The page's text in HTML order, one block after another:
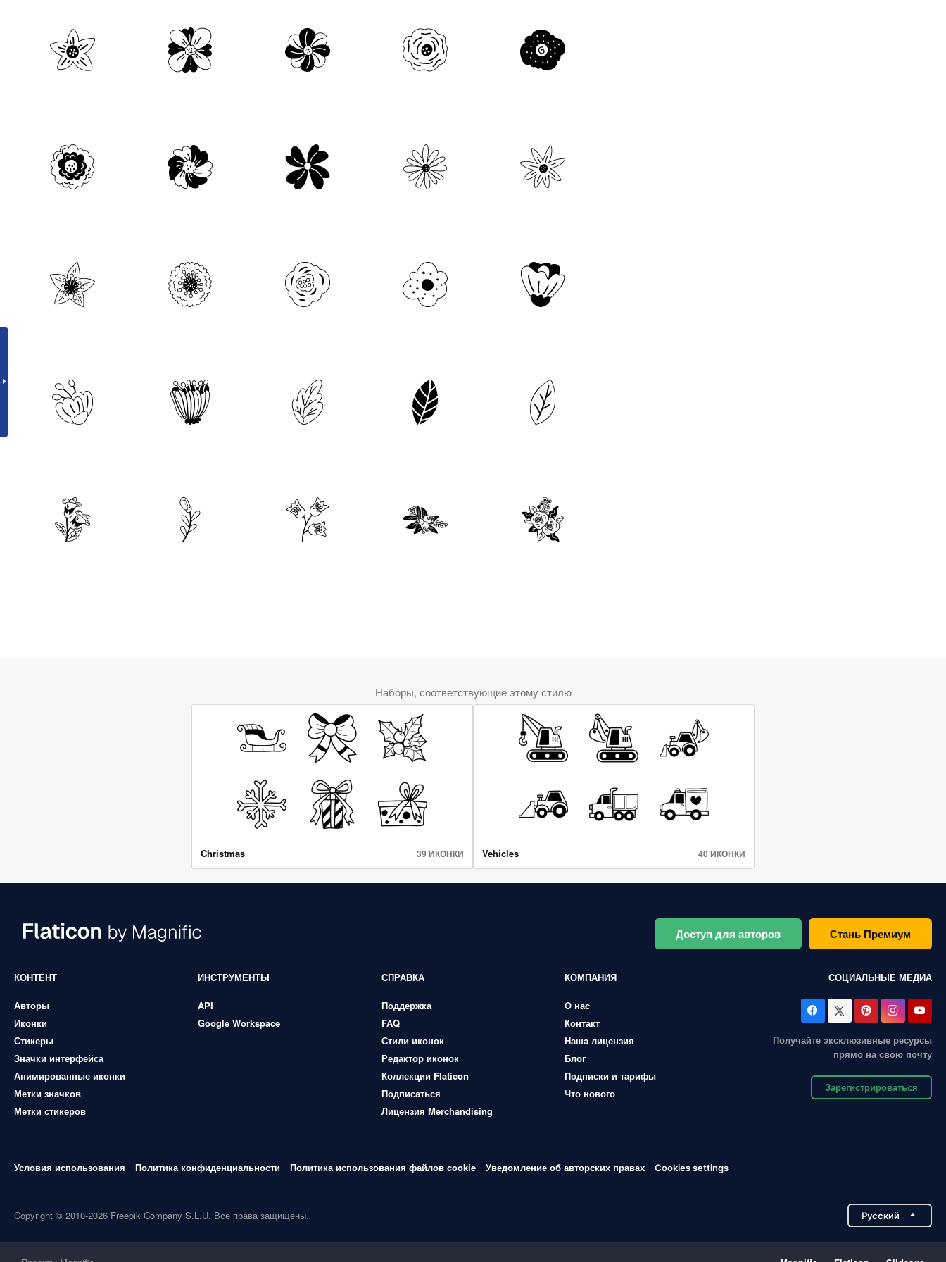
Наборы, соответствующие этому стилю
Christmas 39 ИКОНКИ Vehicles 40 ИКОНКИ
Доступ для авторов Стань Премиум
КОНТЕНТ
Авторы
Иконки
Стикеры
Значки интерфейса
Анимированные иконки
Метки значков
Метки стикеров
ИНСТРУМЕНТЫ
API
Google Workspace
СПРАВКА
Поддержка
FAQ
Стили иконок
Редактор иконок
Коллекции Flaticon
Подписаться
Лицензия Merchandising
КОМПАНИЯ
О нас
Контакт
Наша лицензия
Блог
Подписки и тарифы
Что нового
СОЦИАЛЬНЫЕ МЕДИА
Получайте эксклюзивные ресурсы
прямо на свою почту
Зарегистрироваться
Условия использования Политика конфиденциальности Политика использования файлов cookie Уведомление об авторских правах Cookies settings
Copyright © 2010-2026 Freepik Company S.L.U. Все права защищены. Pусский